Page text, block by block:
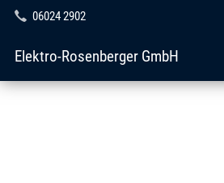
06024 2902
Elektro-Rosenberger GmbH